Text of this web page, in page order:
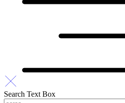
Search Text Box